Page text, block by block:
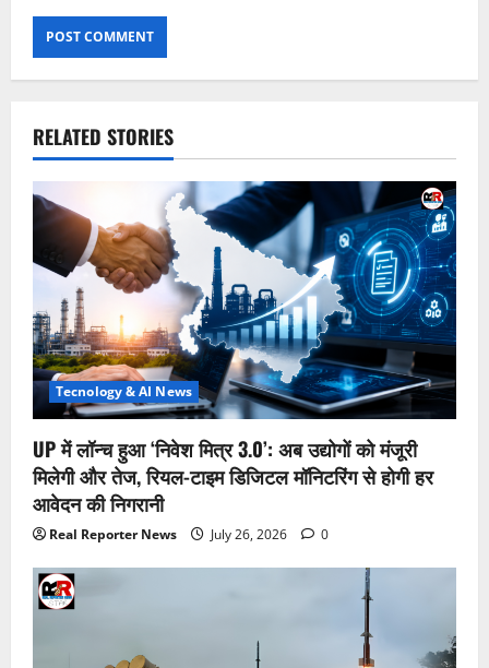
RELATED STORIES
Tecnology & AI News
UP में लॉन्च हुआ ‘निवेश मित्र 3.0’: अब उद्योगों को मंजूरी
मिलेगी और तेज, रियल-टाइम डिजिटल मॉनिटरिंग से होगी हर
आवेदन की निगरानी
Real Reporter News July 26, 2026 0